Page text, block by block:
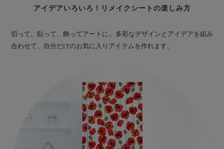
アイデアいろいろ！リメイクシートの楽しみ方
切って、貼って、飾ってアートに。多彩なデザインとアイデアを組み
合わせて、自分だけのお気に入りアイテムを作れます。